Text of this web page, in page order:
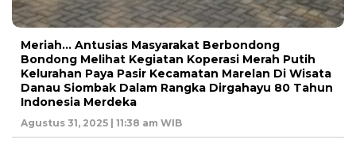
Meriah… Antusias Masyarakat Berbondong
Bondong Melihat Kegiatan Koperasi Merah Putih
Kelurahan Paya Pasir Kecamatan Marelan Di Wisata
Danau Siombak Dalam Rangka Dirgahayu 80 Tahun
Indonesia Merdeka
Agustus 31, 2025 | 11:38 am WIB